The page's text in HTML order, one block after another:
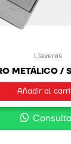
Llaveros
METÁLICO /
Añadir al